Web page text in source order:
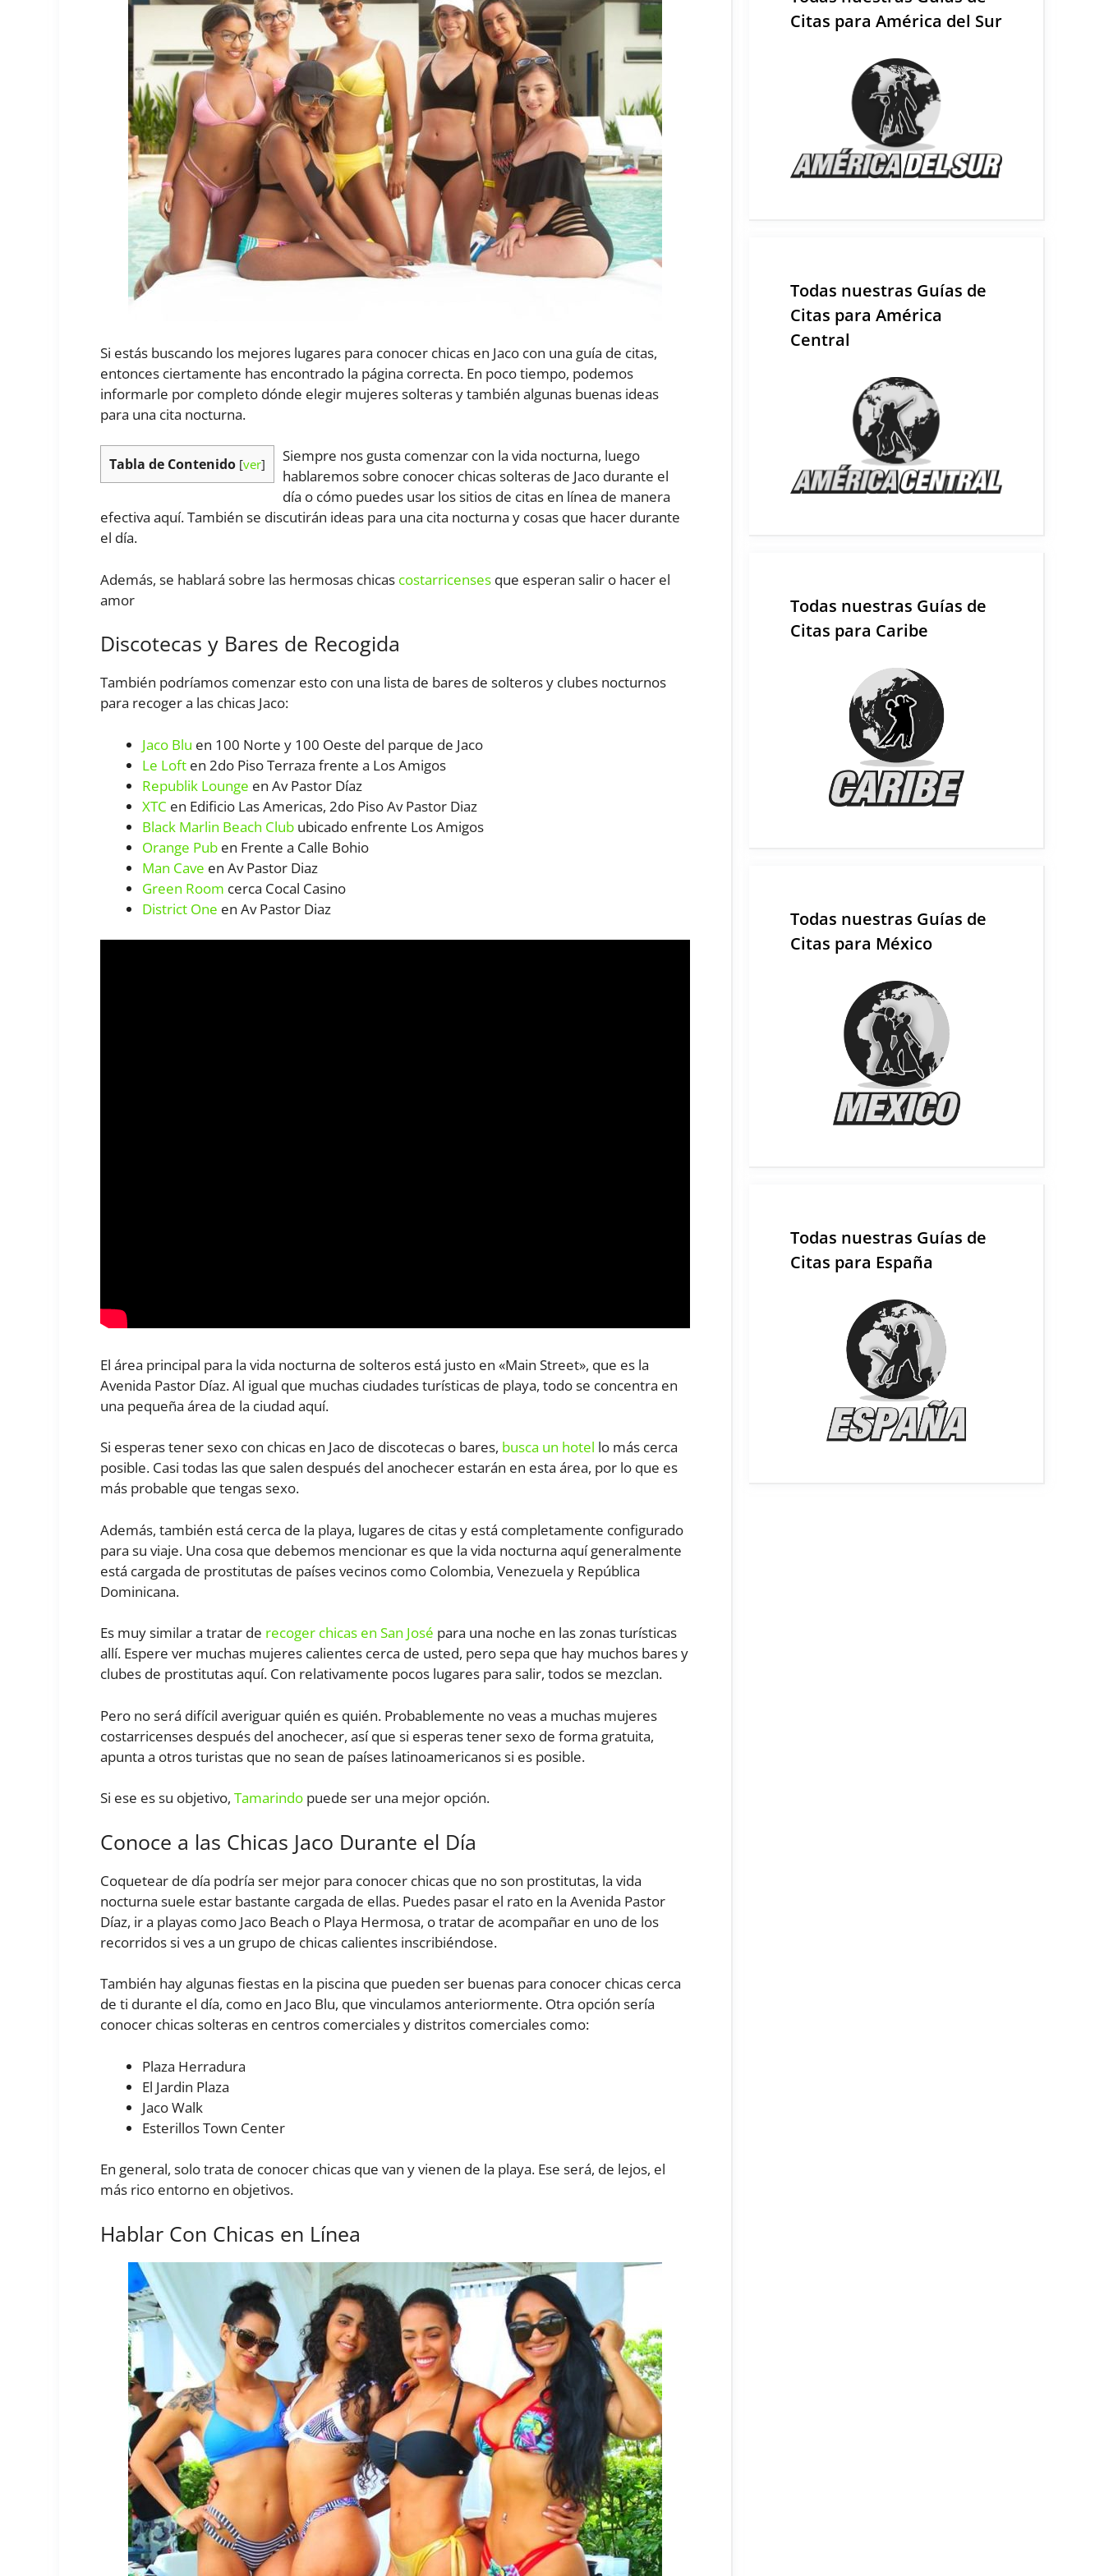
Si estás buscando los mejores lugares para conocer chicas en Jaco con una guía de citas,
entonces ciertamente has encontrado la página correcta. En poco tiempo, podemos
informarle por completo dónde elegir mujeres solteras y también algunas buenas ideas
para una cita nocturna.
Tabla de Contenido [ver]
Siempre nos gusta comenzar con la vida nocturna, luego
hablaremos sobre conocer chicas solteras de Jaco durante el
día o cómo puedes usar los sitios de citas en línea de manera
efectiva aquí. También se discutirán ideas para una cita nocturna y cosas que hacer durante
el día.
Además, se hablará sobre las hermosas chicas costarricenses que esperan salir o hacer el
amor
Discotecas y Bares de Recogida
También podríamos comenzar esto con una lista de bares de solteros y clubes nocturnos
para recoger a las chicas Jaco:
Jaco Blu en 100 Norte y 100 Oeste del parque de Jaco
Le Loft en 2do Piso Terraza frente a Los Amigos
Republik Lounge en Av Pastor Díaz
XTC en Edificio Las Americas, 2do Piso Av Pastor Diaz
Black Marlin Beach Club ubicado enfrente Los Amigos
Orange Pub en Frente a Calle Bohio
Man Cave en Av Pastor Diaz
Green Room cerca Cocal Casino
District One en Av Pastor Diaz
El área principal para la vida nocturna de solteros está justo en «Main Street», que es la
Avenida Pastor Díaz. Al igual que muchas ciudades turísticas de playa, todo se concentra en
una pequeña área de la ciudad aquí.
Si esperas tener sexo con chicas en Jaco de discotecas o bares, busca un hotel lo más cerca
posible. Casi todas las que salen después del anochecer estarán en esta área, por lo que es
más probable que tengas sexo.
Además, también está cerca de la playa, lugares de citas y está completamente configurado
para su viaje. Una cosa que debemos mencionar es que la vida nocturna aquí generalmente
está cargada de prostitutas de países vecinos como Colombia, Venezuela y República
Dominicana.
Es muy similar a tratar de recoger chicas en San José para una noche en las zonas turísticas
allí. Espere ver muchas mujeres calientes cerca de usted, pero sepa que hay muchos bares y
clubes de prostitutas aquí. Con relativamente pocos lugares para salir, todos se mezclan.
Pero no será difícil averiguar quién es quién. Probablemente no veas a muchas mujeres
costarricenses después del anochecer, así que si esperas tener sexo de forma gratuita,
apunta a otros turistas que no sean de países latinoamericanos si es posible.
Si ese es su objetivo, Tamarindo puede ser una mejor opción.
Conoce a las Chicas Jaco Durante el Día
Coquetear de día podría ser mejor para conocer chicas que no son prostitutas, la vida
nocturna suele estar bastante cargada de ellas. Puedes pasar el rato en la Avenida Pastor
Díaz, ir a playas como Jaco Beach o Playa Hermosa, o tratar de acompañar en uno de los
recorridos si ves a un grupo de chicas calientes inscribiéndose.
También hay algunas fiestas en la piscina que pueden ser buenas para conocer chicas cerca
de ti durante el día, como en Jaco Blu, que vinculamos anteriormente. Otra opción sería
conocer chicas solteras en centros comerciales y distritos comerciales como:
Plaza Herradura
El Jardin Plaza
Jaco Walk
Esterillos Town Center
En general, solo trata de conocer chicas que van y vienen de la playa. Ese será, de lejos, el
más rico entorno en objetivos.
Hablar Con Chicas en Línea
Citas para América del Sur
Todas nuestras Guías de
Citas para América
Central
Todas nuestras Guías de
Citas para Caribe
Todas nuestras Guías de
Citas para México
Todas nuestras Guías de
Citas para España